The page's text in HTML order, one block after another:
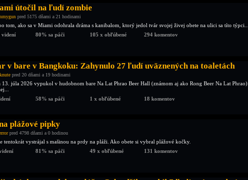
útočil na ľudí zombie
pred 5175 dňami a 21 hodinami
tom, ako sa v Miami odohrala dráma s kanibalom, ktorý jedol tvár svojej živej obete na ulici sa títo týpci...
videní
80% sa páči 105 x obľúbené 294 komentov
v bare v Bangkoku: Zahynulo 27 ľudí uväznených na toaletách
pred 20 dňami a 19 hodinami
13. júla 2026 vypukol v hudobnom bare Na Lat Phrao Beer Hall (známom aj ako Rong Beer Na Lat Phrao)
58% sa páči 1 x obľúbené 18 komentov
plážové pipky
pred 4798 dňami a 0 hodinou
tentokrát vystrájal s mašinou na prdy na pláži. Ako obete si vybral plážové kočky.
81% sa páči 49 x obľúbené 131 komentov